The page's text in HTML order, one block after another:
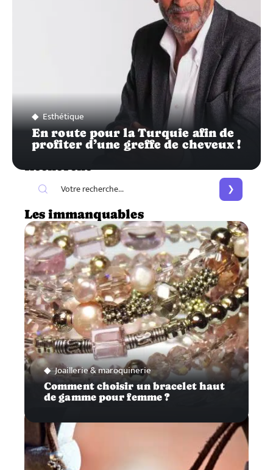
Esthétique
En route pour la Turquie afin de
profiter d’une greffe de cheveux !
Les immanquables
Joaillerie & maroquinerie
Comment choisir un bracelet haut
de gamme pour femme ?